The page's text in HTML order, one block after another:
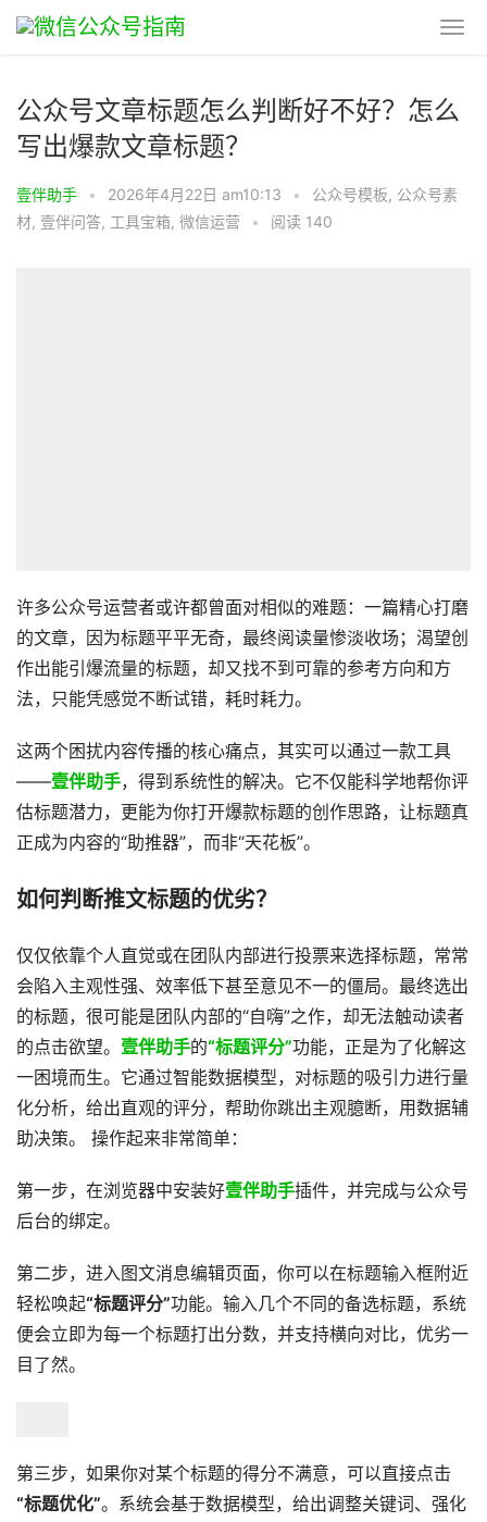
公众号文章标题怎么判断好不好？怎么
写出爆款文章标题？
壹伴助手 • 2026年4月22日 am10:13 • 公众号模板, 公众号素
材, 壹伴问答, 工具宝箱, 微信运营 • 阅读 140
许多公众号运营者或许都曾面对相似的难题：一篇精心打磨
的文章，因为标题平平无奇，最终阅读量惨淡收场；渴望创
作出能引爆流量的标题，却又找不到可靠的参考方向和方
法，只能凭感觉不断试错，耗时耗力。
这两个困扰内容传播的核心痛点，其实可以通过一款工具
——壹伴助手，得到系统性的解决。它不仅能科学地帮你评
估标题潜力，更能为你打开爆款标题的创作思路，让标题真
正成为内容的“助推器”，而非“天花板”。
如何判断推文标题的优劣？
仅仅依靠个人直觉或在团队内部进行投票来选择标题，常常
会陷入主观性强、效率低下甚至意见不一的僵局。最终选出
的标题，很可能是团队内部的“自嗨”之作，却无法触动读者
的点击欲望。 壹伴助手的“标题评分”功能，正是为了化解这
一困境而生。它通过智能数据模型，对标题的吸引力进行量
化分析，给出直观的评分，帮助你跳出主观臆断，用数据辅
助决策。 操作起来非常简单：
第一步，在浏览器中安装好壹伴助手插件，并完成与公众号
后台的绑定。
第二步，进入图文消息编辑页面，你可以在标题输入框附近
轻松唤起“标题评分”功能。输入几个不同的备选标题，系统
便会立即为每一个标题打出分数，并支持横向对比，优劣一
目了然。
第三步，如果你对某个标题的得分不满意，可以直接点击
“标题优化”。系统会基于数据模型，给出调整关键词、强化